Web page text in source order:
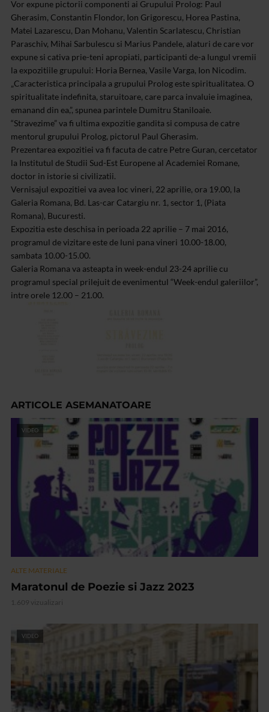
Vor expune pictorii componenti ai Grupului Prolog: Paul
Gherasim, Constantin Flondor, Ion Grigorescu, Horea Pastina,
Matei Lazarescu, Dan Mohanu, Valentin Scarlatescu, Christian
Paraschiv, Mihai Sarbulescu si Marius Pandele, alaturi de care vor
expune si cativa prie-teni apropiati, participanti de-a lungul vremii
la expozitiile grupului: Horia Bernea, Vasile Varga, Ion Nicodim.
„Caracteristica principala a grupului Prolog este spiritualitatea. O
spiritualitate indefinita, staruitoare, care parca invaluie imaginea,
emanand din ea,”, spunea parintele Dumitru Staniloaie.
“Stravezime” va fi ultima expozitie gandita si compusa de catre
mentorul grupului Prolog, pictorul Paul Gherasim.
Prezentarea expozitiei va fi facuta de catre Petre Guran, cercetator
la Institutul de Studii Sud-Est Europene al Academiei Romane,
doctor in istorie si civilizatii.
Vernisajul expozitiei va avea loc vineri, 22 aprilie, ora 19.00, la
Galeria Romana, Bd. Las-car Catargiu nr. 1, sector 1, (Piata
Romana), Bucuresti.
Expozitia este deschisa in perioada 22 aprilie – 7 mai 2016,
programul de vizitare este de luni pana vineri 10.00-18.00,
sambata 10.00-15.00.
Galeria Romana va asteapta in week-endul 23-24 aprilie cu
programul special prilejuit de evenimentul “Week-endul galeriilor”,
intre orele 12.00 – 21.00.
ARTICOLE ASEMANATOARE
VIDEO
ALTE MATERIALE
Maratonul de Poezie si Jazz 2023
1.609 vizualizari
VIDEO